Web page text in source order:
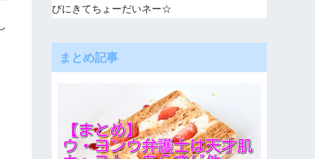
びにきてちょーだいネー☆
まとめ記事